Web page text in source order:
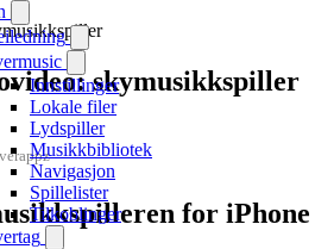
Innstillinger
Lokale filer
Lydspiller
Musikkbibliotek
Navigasjon
Spillelister
Tilkoblinger
skymusikkspiller
for iPhone